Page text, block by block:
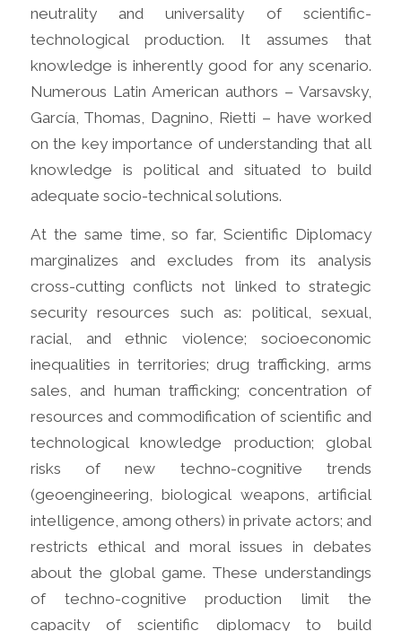
neutrality and universality of scientific-
technological production. It assumes that
knowledge is inherently good for any scenario.
Numerous Latin American authors – Varsavsky,
García, Thomas, Dagnino, Rietti – have worked
on the key importance of understanding that all
knowledge is political and situated to build
adequate socio-technical solutions.
At the same time, so far, Scientific Diplomacy
marginalizes and excludes from its analysis
cross-cutting conflicts not linked to strategic
security resources such as: political, sexual,
racial, and ethnic violence; socioeconomic
inequalities in territories; drug trafficking, arms
sales, and human trafficking; concentration of
resources and commodification of scientific and
technological knowledge production; global
risks of new techno-cognitive trends
(geoengineering, biological weapons, artificial
intelligence, among others) in private actors; and
restricts ethical and moral issues in debates
about the global game. These understandings
of techno-cognitive production limit the
capacity of scientific diplomacy to build